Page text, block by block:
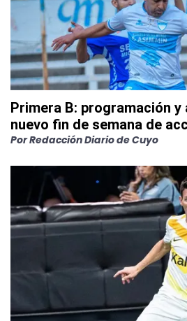
Primera B: programación
nuevo fin de semana de
PorRedacción Diario de Cuyo